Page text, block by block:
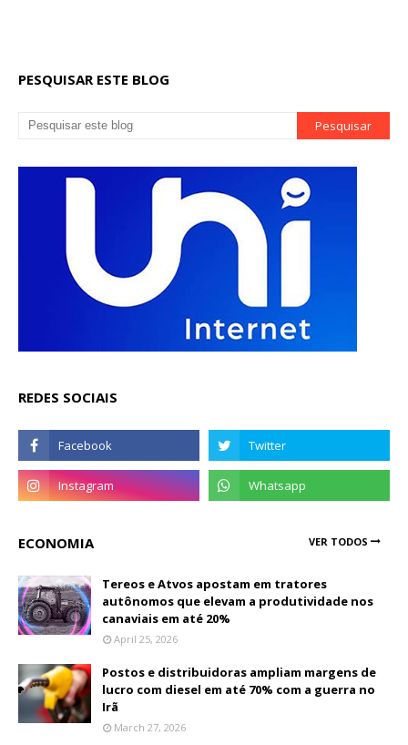
PESQUISAR ESTE BLOG
REDES SOCIAIS
ECONOMIA VER TODOS
Tereos e Atvos apostam em tratores
autônomos que elevam a produtividade nos
canaviais em até 20%
April 25, 2026
Postos e distribuidoras ampliam margens de
lucro com diesel em até 70% com a guerra no
Irã
March 27, 2026